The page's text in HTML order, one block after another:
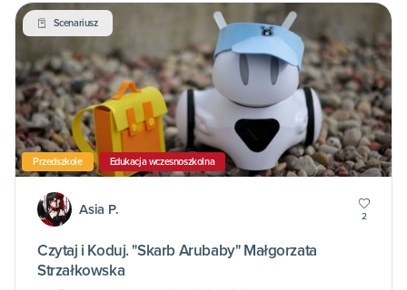
Scenariusz
Przedszkole Edukacja wczesnoszkolna
Asia P. 2
Czytaj i Koduj. "Skarb Arubaby" Małgorzata
Strzałkowska